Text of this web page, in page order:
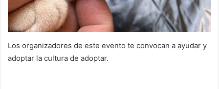
Los organizadores de este evento te convocan a ayudar y
adoptar la cultura de adoptar.